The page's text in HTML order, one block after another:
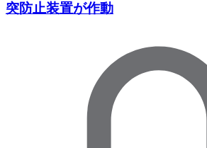
突防止装置が作動